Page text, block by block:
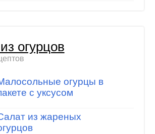
огурцов
огурцы в
с уксусом
из жареных